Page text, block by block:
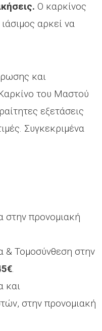
Ο καρκίνος
αρκεί να
και
του Μαστού
εξετάσεις
Συγκεκριμένα
προνομιακή
Τομοσύνθεση στην
.
και
στην προνομιακή